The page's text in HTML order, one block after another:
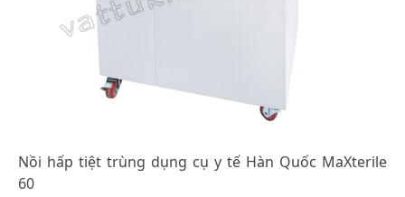
Nồi hấp tiệt trùng dụng cụ y tế Hàn Quốc MaXterile
60